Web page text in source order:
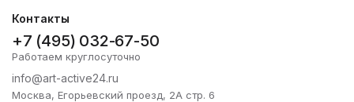
Контакты
+7 (495) 032-67-50
Работаем круглосуточно
info@art-active24.ru
Москва, Егорьевский проезд, 2А стр. 6